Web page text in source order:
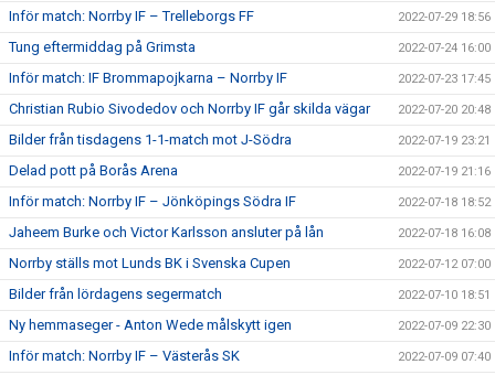
Inför match: Norrby IF – Trelleborgs FF 2022-07-29 18:56
Tung eftermiddag på Grimsta 2022-07-24 16:00
Inför match: IF Brommapojkarna – Norrby IF 2022-07-23 17:45
Christian Rubio Sivodedov och Norrby IF går skilda vägar 2022-07-20 20:48
Bilder från tisdagens 1-1-match mot J-Södra 2022-07-19 23:21
Delad pott på Borås Arena 2022-07-19 21:16
Inför match: Norrby IF – Jönköpings Södra IF 2022-07-18 18:52
Jaheem Burke och Victor Karlsson ansluter på lån 2022-07-18 16:08
Norrby ställs mot Lunds BK i Svenska Cupen 2022-07-12 07:00
Bilder från lördagens segermatch 2022-07-10 18:51
Ny hemmaseger - Anton Wede målskytt igen 2022-07-09 22:30
Inför match: Norrby IF – Västerås SK 2022-07-09 07:40